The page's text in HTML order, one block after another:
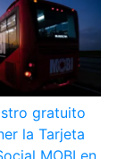
gratuito
la Tarjeta